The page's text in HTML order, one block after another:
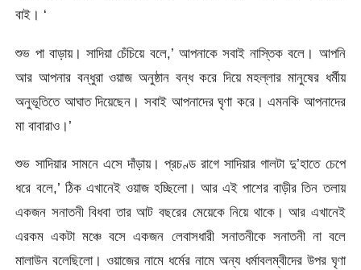
বাই। ‘
শুভ পা বাড়ায়। সাদিয়া চেঁচিয়ে বলে,’ আপনাকে সবাই নাস্তিক বলে। আপনি
আর আপনার বন্ধুরা ওয়াজ অনুষ্ঠান বন্ধ করে দিয়ে মহল্লার মানুষের ধর্মীয়
অনুভূতিতে আঘাত দিয়েছেন। সবাই আপনাদের ঘৃণা করে। এমনকি আপনাদের
মা বাবারাও।’
শুভ সাদিয়ার সামনে এসে দাঁড়ায়। প্রচণ্ড রাগে সাদিয়ার গালটা দু’হাতে চেপে
ধরে বলে,’ ঠিক এখানেই ওয়াজ হচ্ছিলো। আর এই পাশের বাড়ীর তিন তলায়
একজন সনাতনী বিধবা তার আট বছরের মেয়েকে নিয়ে থাকে। আর এখানেই
এরকম একটা মঞ্চে বসে একজন লেবাসধারী সনাতনীকে সনাতনী না বলে
মালাউন বলেছিলো। ওয়াজের নামে ধর্মের নামে অন্য ধর্মাবলম্বীদের উপর ঘৃণা